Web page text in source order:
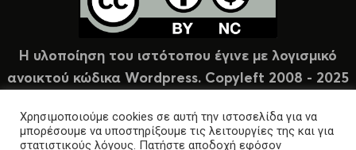
Η υλοποίηση του ιστότοπου έγινε με λογισμικό
ανοικτού κώδικα Wordpress. Copyleft 2008 - 2025
Χρησιμοποιούμε cookies σε αυτή την ιστοσελίδα για να
μπορέσουμε να υποστηρίξουμε τις λειτουργίες της και για
στατιστικούς λόγους. Πατήστε αποδοχή εφόσον